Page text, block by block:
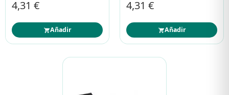
4,31 €
Añadir
4,31 €
Añadir